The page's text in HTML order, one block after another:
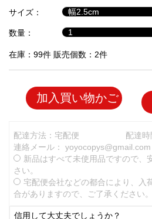
品
サイズ：
数量：
在庫：99件 販売個数：2件
加入買い物かご
配達方法：宅配便
配達時
連絡メール： yoyocopys@gmail.com
新品はすべて未使用品ですので、
さい。
宅配便会社などの都合により、入
合がありますので、ご了承ください。
信用して大丈夫でしょうか？